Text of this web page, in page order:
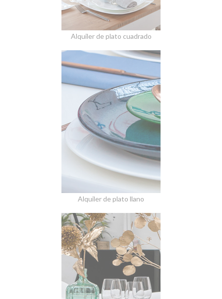
Alquiler de plato cuadrado
Alquiler de plato llano